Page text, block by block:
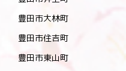
豊田市大林町
豊田市住吉町
豊田市東山町